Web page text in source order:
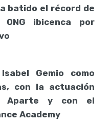
batido el récord de
ibicenca por
Gemio como
con la actuación
Aparte y con el
Academy